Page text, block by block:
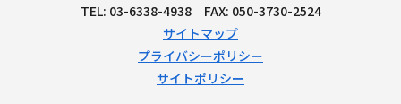
TEL: 03-6338-4938 FAX: 050-3730-2524
サイトマップ
プライバシーポリシー
サイトポリシー